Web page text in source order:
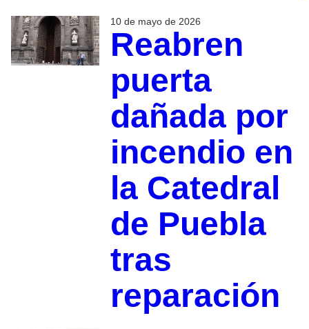
10 de mayo de 2026
Reabren
puerta
dañada por
incendio en
la Catedral
de Puebla
tras
reparación